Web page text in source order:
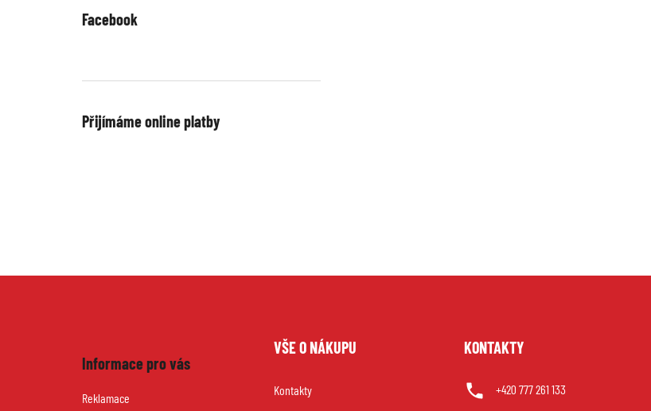
Facebook
Přijímáme online platby
Informace pro vás
Reklamace
VŠE O NÁKUPU
Kontakty
KONTAKTY
+420 777 261 133